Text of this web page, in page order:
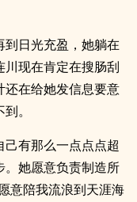
日光充盈，她躺在
现在肯定在搜肠刮
还在给她发信息要意
。
有那么一点点点超
。她愿意负责制造所
意陪我流浪到天涯海